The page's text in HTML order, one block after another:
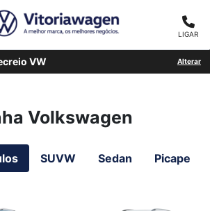
LIGAR
VW Alterar
Volkswagen
SUVW Sedan Picape